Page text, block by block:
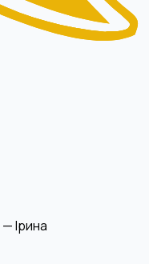
— Ірина